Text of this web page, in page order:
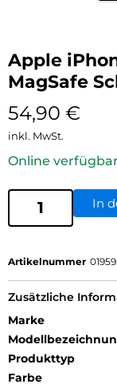
Apple
MagSafe
54,90 €
inkl. MwSt.
Online verfügbar
In
Artikelnummer
Zusätzliche
Marke
Produkttyp
Farbe